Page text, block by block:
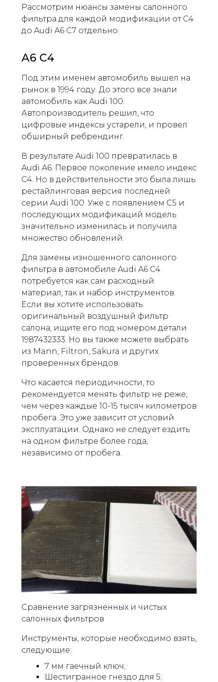
Рассмотрим нюансы замены салонного
фильтра для каждой модификации от C4
до Audi A6 C7 отдельно.
А6 С4
Под этим именем автомобиль вышел на
рынок в 1994 году. До этого все знали
автомобиль как Audi 100.
Автопроизводитель решил, что
цифровые индексы устарели, и провел
обширный ребрендинг.
В результате Audi 100 превратилась в
Audi A6. Первое поколение имело индекс
C4. Но в действительности это была лишь
рестайлинговая версия последней
серии Audi 100. Уже с появлением C5 и
последующих модификаций модель
значительно изменилась и получила
множество обновлений.
Для замены изношенного салонного
фильтра в автомобиле Audi A6 C4
потребуется как сам расходный
материал, так и набор инструментов.
Если вы хотите использовать
оригинальный воздушный фильтр
салона, ищите его под номером детали
1987432333. Но вы также можете выбрать
из Mann, Filtron, Sakura и других
проверенных брендов.
Что касается периодичности, то
рекомендуется менять фильтр не реже,
чем через каждые 10-15 тысяч километров
пробега. Это уже зависит от условий
эксплуатации. Однако не следует ездить
на одном фильтре более года,
независимо от пробега.
Сравнение загрязненных и чистых
салонных фильтров
Инструменты, которые необходимо взять,
следующие:
7 мм гаечный ключ;
Шестигранное гнездо для 5;